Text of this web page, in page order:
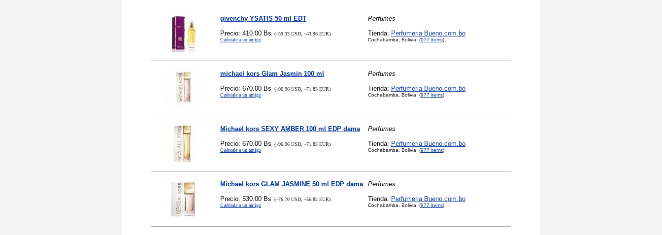
givenchy YSATIS 50 ml EDT
Precio: 410.00 Bs (~59.33 USD, ~43.96 EUR)
Cuéntale a un amigo
Perfumes
Tienda: Perfumeria Bueno.com.bo
Cochabamba, Bolivia (977 items)
michael kors Glam Jasmin 100 ml
Precio: 670.00 Bs (~96.96 USD, ~71.83 EUR)
Cuéntale a un amigo
Perfumes
Tienda: Perfumeria Bueno.com.bo
Cochabamba, Bolivia (977 items)
Michael kors SEXY AMBER 100 ml EDP dama
Precio: 670.00 Bs (~96.96 USD, ~71.83 EUR)
Cuéntale a un amigo
Perfumes
Tienda: Perfumeria Bueno.com.bo
Cochabamba, Bolivia (977 items)
Michael kors GLAM JASMINE 50 ml EDP dama
Precio: 530.00 Bs (~76.70 USD, ~56.82 EUR)
Cuéntale a un amigo
Perfumes
Tienda: Perfumeria Bueno.com.bo
Cochabamba, Bolivia (977 items)